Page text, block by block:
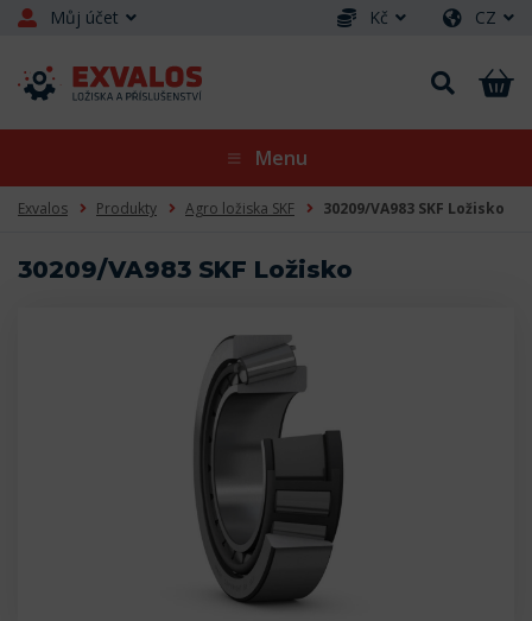
Můj účet Kč CZ
Menu
Exvalos Produkty Agro ložiska SKF 30209/VA983 SKF Ložisko
30209/VA983 SKF Ložisko